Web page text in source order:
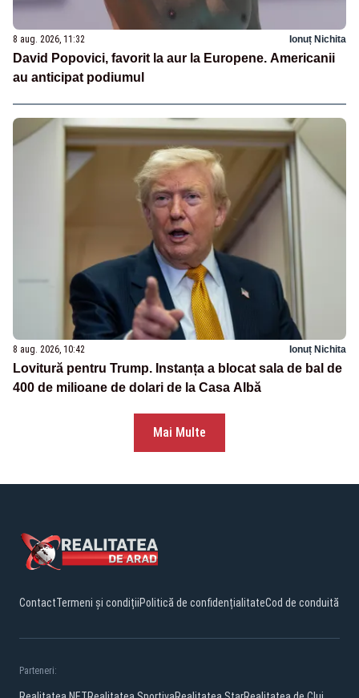
8 aug. 2026, 11:32 Ionuț Nichita
David Popovici, favorit la aur la Europene. Americanii
au anticipat podiumul
8 aug. 2026, 10:42 Ionuț Nichita
Lovitură pentru Trump. Instanța a blocat sala de bal de
400 de milioane de dolari de la Casa Albă
Mai Multe
ContactTermeni și condițiiPolitică de confidențialitateCod de conduită
Parteneri: